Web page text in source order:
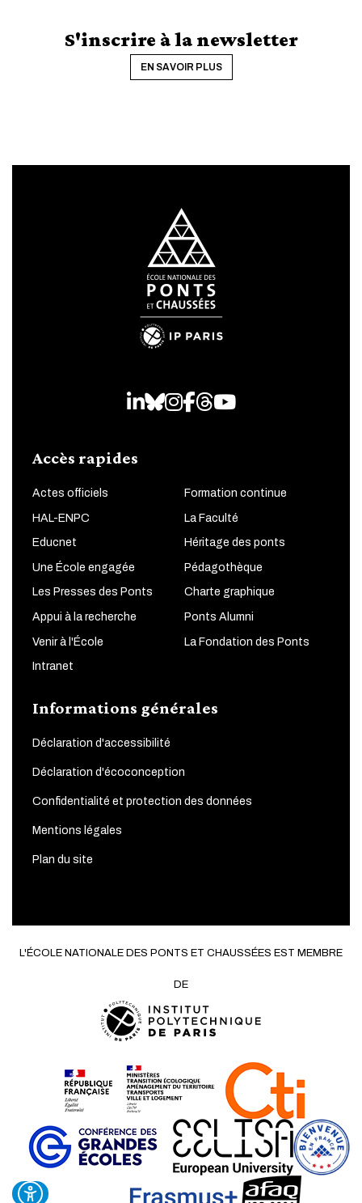
S'inscrire à la newsletter
EN SAVOIR PLUS
LinkedIn
Bluesky
Instagram
Facebook
Threads
Youtube
Accès rapides
Actes officiels Formation continue
HAL-ENPC La Faculté
Educnet Héritage des ponts
Une École engagée Pédagothèque
Les Presses des Ponts Charte graphique
Appui à la recherche Ponts Alumni
Venir à l'École La Fondation des Ponts
Intranet
Informations générales
Déclaration d'accessibilité
Déclaration d'écoconception
Confidentialité et protection des données
Mentions légales
Plan du site
L'ÉCOLE NATIONALE DES PONTS ET CHAUSSÉES EST MEMBRE
DE